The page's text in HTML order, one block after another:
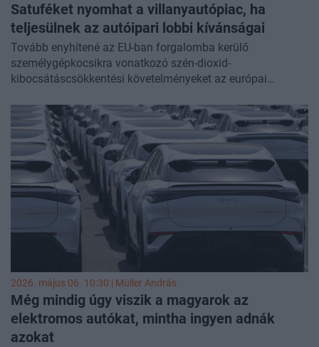
Satuféket nyomhat a villanyautópiac, ha
teljesülnek az autóipari lobbi kívánságai
Tovább enyhítené az EU-ban forgalomba kerülő
személygépkocsikra vonatkozó szén-dioxid-
kibocsátáscsökkentési követelményeket az európai
versenyképessége, sem az Unió energiabiztonsága
számára nem lenne kedvező. Az Európai Autógyártók
Szövetsége (ACEA) csökkentené a személyautók CO2-
kibocsátási célkitűzéseit, ami teljesülése esetén vélhetőleg
lassítaná a megfizethetőbb elektromos modellek itteni
megjelenését, és megerősítené az EU olajimport-
függőségét is. Az uniós szabályozás felvizezése, további
enyhítése vélemények szerint tovább késleltetné az EU
autóiparának átállását a teljesen elektromos autókra, és
növelné az iparág lemaradását Kínához képest.
2026. május 06. 10:30 | Müller András
Még mindig úgy viszik a magyarok az
elektromos autókat, mintha ingyen adnák
azokat